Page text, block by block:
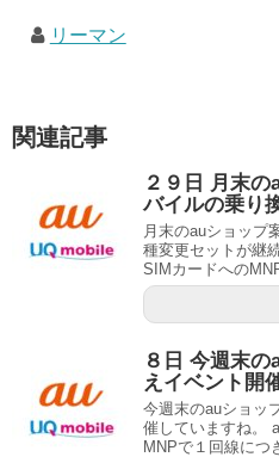
リーマン
関連記事
２９日 月末
バイルの乗り
月末のauショップ
種変更セットが継
SIMカードへの
８日 今週末
えイベント開
今週末のauショッ
催していますね。
MNPで１回線につ